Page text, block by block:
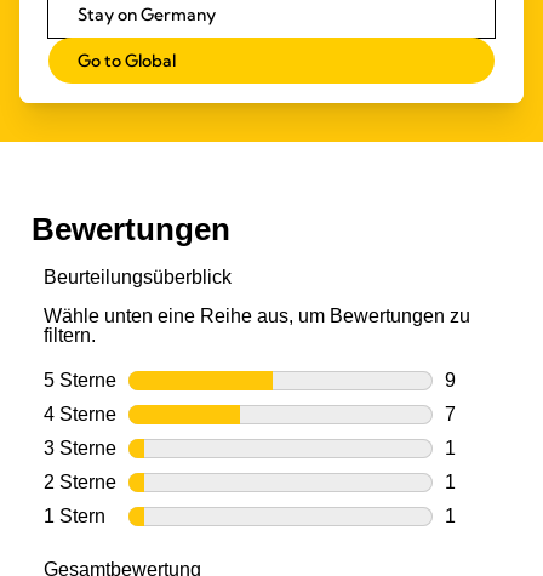
Stay on Germany
Go to Global